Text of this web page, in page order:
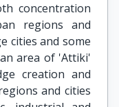
concentration
regions and
cities and some
area of 'Attiki'
creation and
and cities